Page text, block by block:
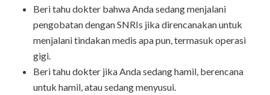
Beri tahu dokter bahwa Anda sedang menjalani
pengobatan dengan SNRIs jika direncanakan untuk
menjalani tindakan medis apa pun, termasuk operasi
gigi.
Beri tahu dokter jika Anda sedang hamil, berencana
untuk hamil, atau sedang menyusui.